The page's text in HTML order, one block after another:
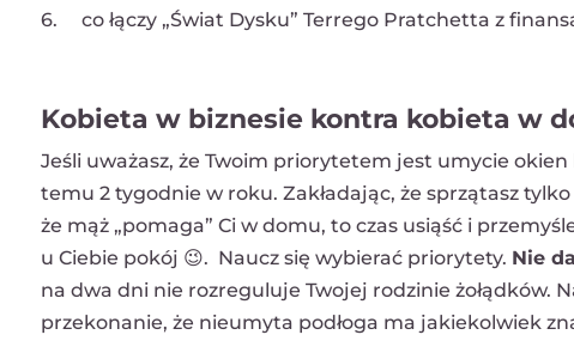
6. co łączy „Świat Dysku” Terrego Pratchetta z
Kobieta w biznesie kontra kobieta w
Jeśli uważasz, że Twoim priorytetem jest umycie
temu 2 tygodnie w roku. Zakładając, że sprzątasz
że mąż „pomaga” Ci w domu, to czas usiąść i
u Ciebie pokój 😉. Naucz się wybierać priorytety. Nie
na dwa dni nie rozreguluje Twojej rodzinie żołądków.
przekonanie, że nieumyta podłoga ma jakiekolwiek